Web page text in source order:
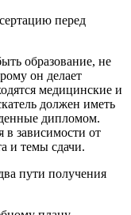
перед
образование, не
он делает
медицинские и
должен иметь
дипломом.
зависимости от
и темы сдачи.
пути получения